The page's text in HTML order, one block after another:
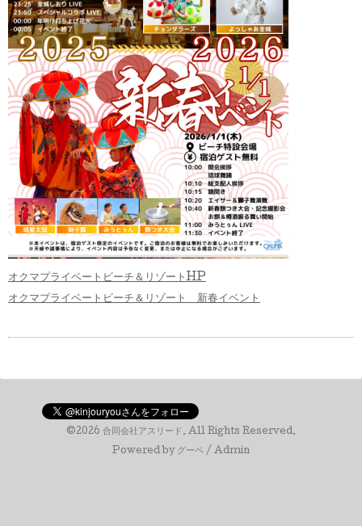
オクマプライベートビーチ＆リゾートHP
オクマプライベートビーチ＆リゾート 新春イベント
©2026 合同会社アスリード . All Rights Reserved.
Powered by グーペ / Admin